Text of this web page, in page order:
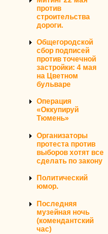
против
строительства
дороги.
Общегородской
сбор подписей
против точечной
застройки: 4 мая
на Цветном
бульваре
Операция
«Оккупируй
Тюмень»
Организаторы
протеста против
выборов хотят все
сделать по закону
Политический
юмор.
Последняя
музейная ночь
(комендантский
час)